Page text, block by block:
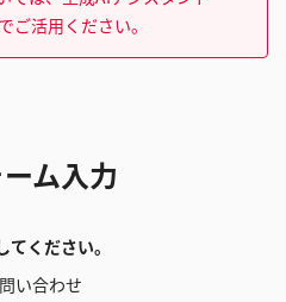
ご活用ください。
ム入力
ください。
い合わせ